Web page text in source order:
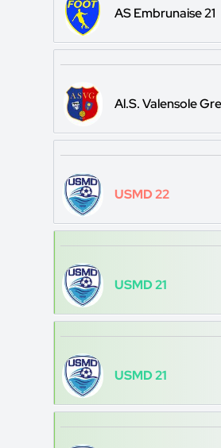
AS Embrunaise 21
Al.S. Valensole
USMD 22
USMD 21
USMD 21